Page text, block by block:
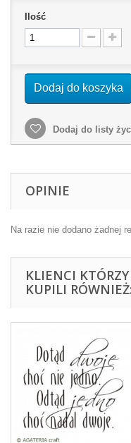
Ilość
Dodaj do koszyka
Dodaj do listy
OPINIE
Na razie nie dodano żadnej
KLIENCI
KUPILI RÓWNIEŻ: